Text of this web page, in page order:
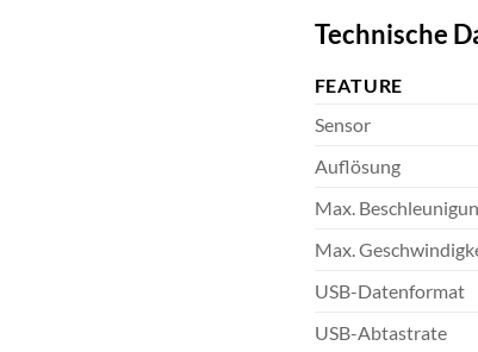
Technische
FEATURE
Sensor
Auflösung
Max.
Max.
USB-Datenformat
USB-Abtastrate